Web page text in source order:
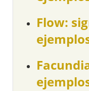
Flow: